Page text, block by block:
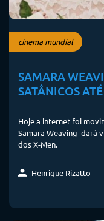
cinema mundial
SAMARA
SATÂNICOS
Hoje a internet foi
Samara Weaving dará
dos X-Men.
Henrique Rizatto